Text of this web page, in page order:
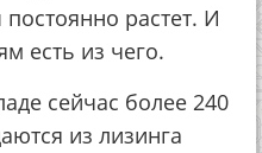
растет. И
есть из чего.
сейчас более 240
из лизинга